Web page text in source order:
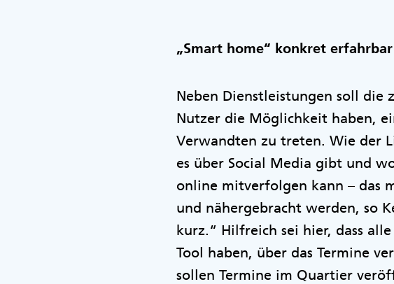
„Smart home“ konkret
Neben Dienstleistungen soll die
Nutzer die Möglichkeit haben,
Verwandten zu treten. Wie der
es über Social Media gibt und
online mitverfolgen kann – das
und nähergebracht werden, so
kurz.“ Hilfreich sei hier, dass
Tool haben, über das Termine
sollen Termine im Quartier